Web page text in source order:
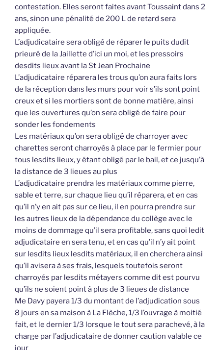
contestation. Elles seront faites avant Toussaint dans 2
ans, sinon une pénalité de 200 L de retard sera
appliquée.
L’adjudicataire sera obligé de réparer le puits dudit
prieuré de la Jaillette d’ici un moi, et les pressoirs
desdits lieux avant la St Jean Prochaine
L’adjudicataire réparera les trous qu’on aura faits lors
de la réception dans les murs pour voir s’ils sont point
creux et si les mortiers sont de bonne matière, ainsi
que les ouvertures qu’on sera obligé de faire pour
sonder les fondements
Les matériaux qu’on sera obligé de charroyer avec
charettes seront charroyés à place par le fermier pour
tous lesdits lieux, y étant obligé par le bail, et ce jusqu’à
la distance de 3 lieues au plus
L’adjudicataire prendra les matériaux comme pierre,
sable et terre, sur chaque lieu qu’il réparera, et en cas
qu’il n’y en ait pas sur ce lieu, il en pourra prendre sur
les autres lieux de la dépendance du collège avec le
moins de dommage qu’il sera profitable, sans quoi ledit
adjudicataire en sera tenu, et en cas qu’il n’y ait point
sur lesdits lieux lesdits matériaux, il en cherchera ainsi
qu’il avisera à ses frais, lesquels toutefois seront
charroyés par lesdits métayers comme dit est pourvu
qu’ils ne soient point à plus de 3 lieues de distance
Me Davy payera 1/3 du montant de l’adjudication sous
8 jours en sa maison à La Flèche, 1/3 l’ouvrage à moitié
fait, et le dernier 1/3 lorsque le tout sera parachevé, à la
charge par l’adjudicataire de donner caution valable ce
jour